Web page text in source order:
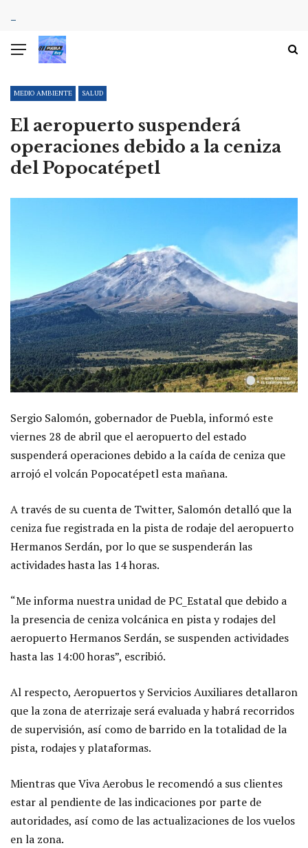
MEDIO AMBIENTE SALUD
El aeropuerto suspenderá
operaciones debido a la ceniza
del Popocatépetl
Sergio Salomón, gobernador de Puebla, informó este
viernes 28 de abril que el aeropuerto del estado
suspenderá operaciones debido a la caída de ceniza que
arrojó el volcán Popocatépetl esta mañana.
A través de su cuenta de Twitter, Salomón detalló que la
ceniza fue registrada en la pista de rodaje del aeropuerto
Hermanos Serdán, por lo que se suspenderán las
actividades hasta las 14 horas.
“Me informa nuestra unidad de PC_Estatal que debido a
la presencia de ceniza volcánica en pista y rodajes del
aeropuerto Hermanos Serdán, se suspenden actividades
hasta las 14:00 horas”, escribió.
Al respecto, Aeropuertos y Servicios Auxiliares detallaron
que la zona de aterrizaje será evaluada y habrá recorridos
de supervisión, así como de barrido en la totalidad de la
pista, rodajes y plataformas.
Mientras que Viva Aerobus le recomendó a sus clientes
estar al pendiente de las indicaciones por parte de
autoridades, así como de las actualizaciones de los vuelos
en la zona.